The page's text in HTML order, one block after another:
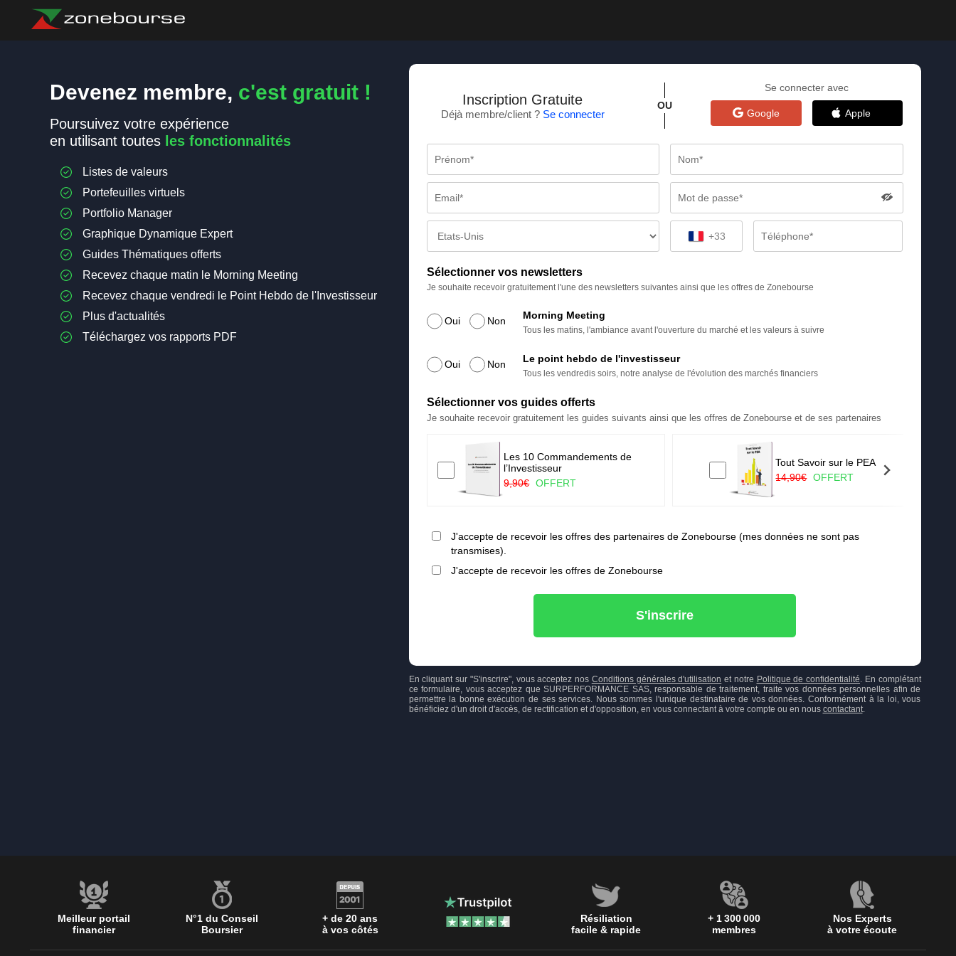
Devenez membre, c'est gratuit !
Poursuivez votre expérience
en utilisant toutes les fonctionnalités
Listes de valeurs
Portefeuilles virtuels
Portfolio Manager
Graphique Dynamique Expert
Guides Thématiques offerts
Recevez chaque matin le Morning Meeting
Recevez chaque vendredi le Point Hebdo de l'Investisseur
Plus d'actualités
Téléchargez vos rapports PDF
Inscription Gratuite
Déjà membre/client ? Se connecter
OU
Se connecter avec
Google Apple
+33
Sélectionner vos newsletters
Je souhaite recevoir gratuitement l'une des newsletters suivantes ainsi que les offres de Zonebourse
Oui Non Morning Meeting
Tous les matins, l'ambiance avant l'ouverture du marché et les valeurs à suivre
Oui Non Le point hebdo de l'investisseur
Tous les vendredis soirs, notre analyse de l'évolution des marchés financiers
Sélectionner vos guides offerts
Je souhaite recevoir gratuitement les guides suivants ainsi que les offres de Zonebourse et de ses partenaires
Les 10 Commandements de
l’Investisseur
9,90€ OFFERT
Tout Savoir sur le PEA
14,90€ OFFERT
J'accepte de recevoir les offres des partenaires de Zonebourse (mes données ne sont pas
transmises).
J'accepte de recevoir les offres de Zonebourse
S'inscrire
En cliquant sur "S'inscrire", vous acceptez nos Conditions générales d'utilisation et notre Politique de confidentialité. En complétant
ce formulaire, vous acceptez que SURPERFORMANCE SAS, responsable de traitement, traite vos données personnelles afin de
permettre la bonne exécution de ses services. Nous sommes l'unique destinataire de vos données. Conformément à la loi, vous
bénéficiez d'un droit d'accès, de rectification et d'opposition, en vous connectant à votre compte ou en nous contactant.
Meilleur portail
financier
N°1 du Conseil
Boursier
+ de 20 ans
à vos côtés
+ 1 300 000
membres
Résiliation
facile & rapide
Nos Experts
à votre écoute